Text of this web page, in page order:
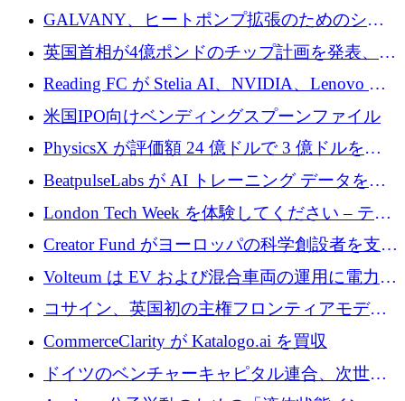
するために 510 万ドルを獲得
GALVANY、ヒートポンプ拡張のためのシー
ドラウンドで1,000万ユーロを確保
英国首相が4億ポンドのチップ計画を発表、英
国の新興企業は「ここで拡大」し「ここに留
まる」
Reading FC が Stelia AI、NVIDIA、Lenovo と
協力して AI Center of Excellence を立ち上げ
米国IPO向けベンディングスプーンファイル
PhysicsX が評価額 24 億ドルで 3 億ドルを調
達
BeatpulseLabs が AI トレーニング データを拡
張するために 180 万ドルのプレシードを調達
London Tech Week を体験してください – テク
ノロジーがヨーロッパのイノベーションの未
来を形作る場所
Creator Fund がヨーロッパの科学創設者を支援
するために 5,600 万ドルを調達
Volteum は EV および混合車両の運用に電力を
供給するために 250 万ユーロを寄付
コサイン、英国初の主権フロンティアモデル
で業界の支援を確保
CommerceClarity が Katalogo.ai を買収
ドイツのベンチャーキャピタル連合、次世代
スタートアップの成長に向けて機関投資家へ